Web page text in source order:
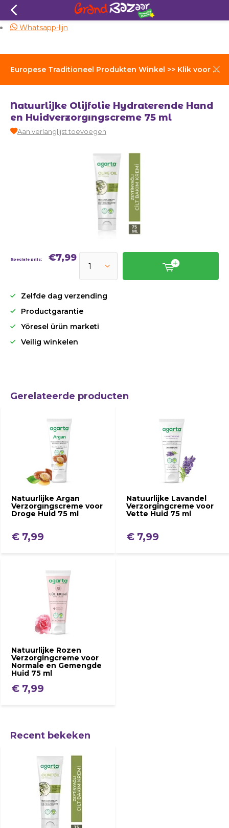
Europese Traditioneel Produkten Winkel >> Klik voor Verzendkosten
Zelfde dag verzending
Whatsapp-lijn
Natuurlijke Olijfolie Hydraterende Hand
en Huidverzorgıngscreme 75 ml
Aan verlanglijst toevoegen
Speciale prijs: €7,99
Zelfde dag verzending
Productgarantie
Yöresel ürün marketi
Veilig winkelen
Gerelateerde producten
Natuurlijke Argan
Verzorgıngscreme voor
Droge Huid 75 ml
€ 7,99
Natuurlijke Lavandel
Verzorgingcreme voor
Vette Huid 75 ml
€ 7,99
Natuurlijke Rozen
Verzorgingcreme voor
Normale en Gemengde
Huid 75 ml
€ 7,99
Recent bekeken